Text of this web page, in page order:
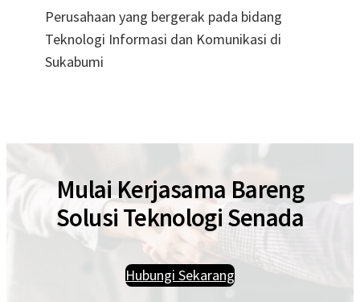
Perusahaan yang bergerak pada bidang
Teknologi Informasi dan Komunikasi di
Sukabumi
Mulai Kerjasama Bareng
Solusi Teknologi Senada
Hubungi Sekarang